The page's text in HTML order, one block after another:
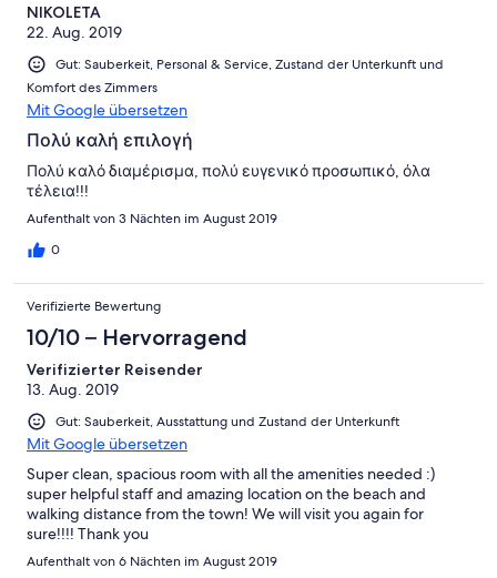
NIKOLETA
22. Aug. 2019
Gut: Sauberkeit, Personal & Service, Zustand der Unterkunft und
Komfort des Zimmers
Mit Google übersetzen
Πολύ καλή επιλογή
Πολύ καλό διαμέρισμα, πολύ ευγενικό προσωπικό, όλα
τέλεια!!!
Aufenthalt von 3 Nächten im August 2019
0
Verifizierte Bewertung
10/10 – Hervorragend
Verifizierter Reisender
13. Aug. 2019
Gut: Sauberkeit, Ausstattung und Zustand der Unterkunft
Mit Google übersetzen
Super clean, spacious room with all the amenities needed :)
super helpful staff and amazing location on the beach and
walking distance from the town! We will visit you again for
sure!!!! Thank you
Aufenthalt von 6 Nächten im August 2019